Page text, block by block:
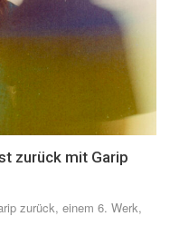
zurück mit Garip
zurück, einem 6. Werk,